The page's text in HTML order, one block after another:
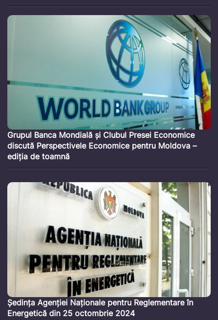
Grupul Banca Mondială și Clubul Presei Economice
discută Perspectivele Economice pentru Moldova –
ediția de toamnă
Ședința Agenției Naționale pentru Reglementare în
Energetică din 25 octombrie 2024